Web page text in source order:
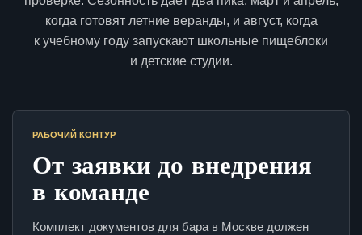
когда готовят летние веранды, и август, когда
к учебному году запускают школьные пищеблоки
и детские студии.
РАБОЧИЙ КОНТУР
От заявки до внедрения
в команде
Комплект документов для бара в Москве должен